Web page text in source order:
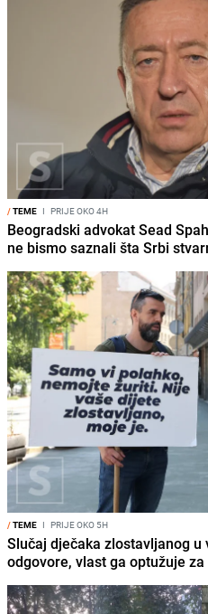
/TEME I PRIJE OKO 4H
Beogradski advokat Sead
ne bismo saznali šta Srbi
/TEME I PRIJE OKO 5H
Slučaj dječaka zlostavljanog
odgovore, vlast ga optužuje